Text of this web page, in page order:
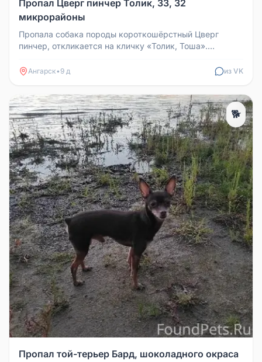
Пропал Цверг пинчер Толик, 33, 32
микрорайоны
Пропала собака породы короткошёрстный Цверг
пинчер, откликается на кличку «Толик, Тоша».
Ангарск• 9 д из VK
🐕
Пропал той-терьер Бард, шоколадного окраса